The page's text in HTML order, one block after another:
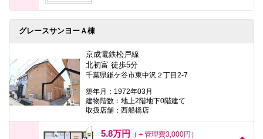
グレースサンヨーＡ棟
京成電鉄松戸線
北初富 徒歩5分
千葉県鎌ケ谷市東中沢２丁目2-7
築年月：1972年03月
建物階数：地上2階地下0階建て
取扱店舗：西船橋店
5.8万円
（＋管理費3,000円）